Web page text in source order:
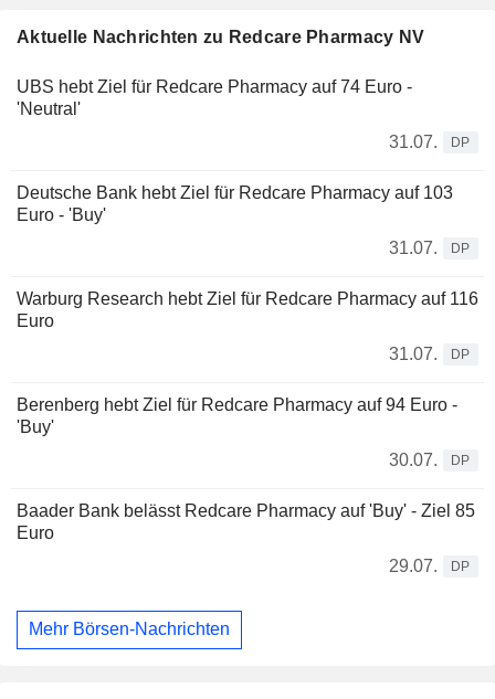
Aktuelle Nachrichten zu Redcare Pharmacy NV
UBS hebt Ziel für Redcare Pharmacy auf 74 Euro -
'Neutral'
31.07.
DP
Deutsche Bank hebt Ziel für Redcare Pharmacy auf 103
Euro - 'Buy'
31.07.
DP
Warburg Research hebt Ziel für Redcare Pharmacy auf 116
Euro
31.07.
DP
Berenberg hebt Ziel für Redcare Pharmacy auf 94 Euro -
'Buy'
30.07.
DP
Baader Bank belässt Redcare Pharmacy auf 'Buy' - Ziel 85
Euro
29.07.
DP
Mehr Börsen-Nachrichten